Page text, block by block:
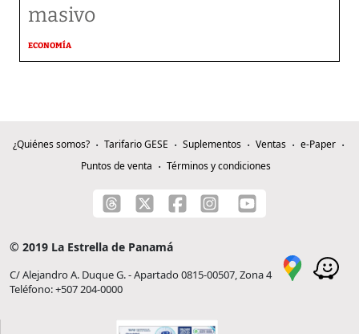
masivo
ECONOMÍA
¿Quiénes somos? Tarifario GESE Suplementos Ventas
e-Paper
Puntos de venta
Términos y condiciones
© 2019 La Estrella de Panamá
C/ Alejandro A. Duque G. - Apartado 0815-00507, Zona 4
Teléfono: +507 204-0000